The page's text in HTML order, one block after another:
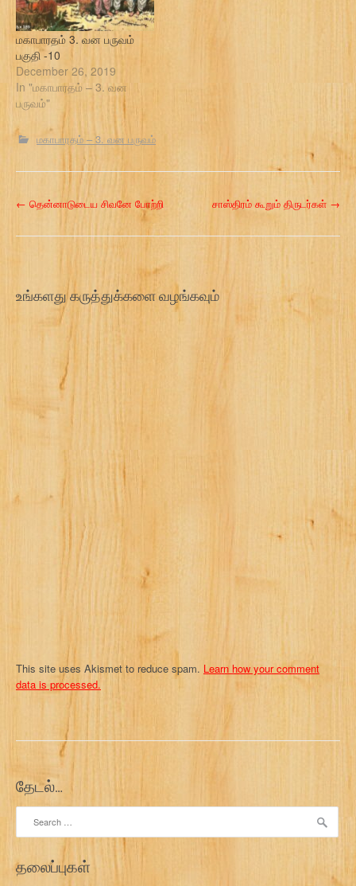
மகாபாரதம் 3. வன பருவம்
பகுதி -10
December 26, 2019
In "மகாபாரதம் – 3. வன
பருவம்"
மகாபாரதம் – 3. வன பருவம்
P
o
t
i
t
← தென்னாடுடைய சிவனே போற்றி சாஸ்திரம் கூறும் திருடர்கள் →
உங்களது கருத்துக்களை வழங்கவும்
This site uses Akismet to reduce spam. Learn how your comment
data is processed.
தேடல்…
தலைப்புகள்